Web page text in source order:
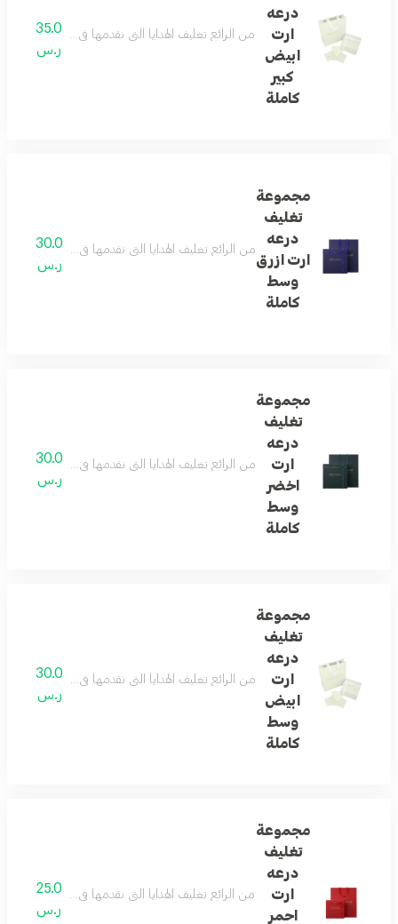
درعه
ارت
ابيض
كبير
كاملة
من الرائع تغليف الهدايا التي نقدمها في حياتنا ...
35.0
ر.س
مجموعة
تغليف
درعه
ارت ازرق
وسط
كاملة
من الرائع تغليف الهدايا التي نقدمها في حياتنا ...
30.0
ر.س
مجموعة
تغليف
درعه
ارت
اخضر
وسط
كاملة
من الرائع تغليف الهدايا التي نقدمها في حياتنا ...
30.0
ر.س
مجموعة
تغليف
درعه
ارت
ابيض
وسط
كاملة
من الرائع تغليف الهدايا التي نقدمها في حياتنا ...
30.0
ر.س
مجموعة
تغليف
درعه
ارت
احمر
من الرائع تغليف الهدايا التي نقدمها في حياتنا ...
25.0
ر.س